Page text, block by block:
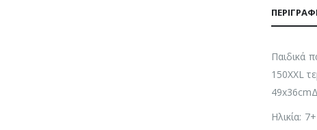
Παιδικά
150XXL
Ηλικία: 7+